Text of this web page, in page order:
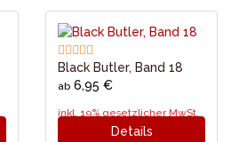
Black Butler, Band 18
ab 6,95 €
inkl. 19% gesetzlicher MwSt.
Details